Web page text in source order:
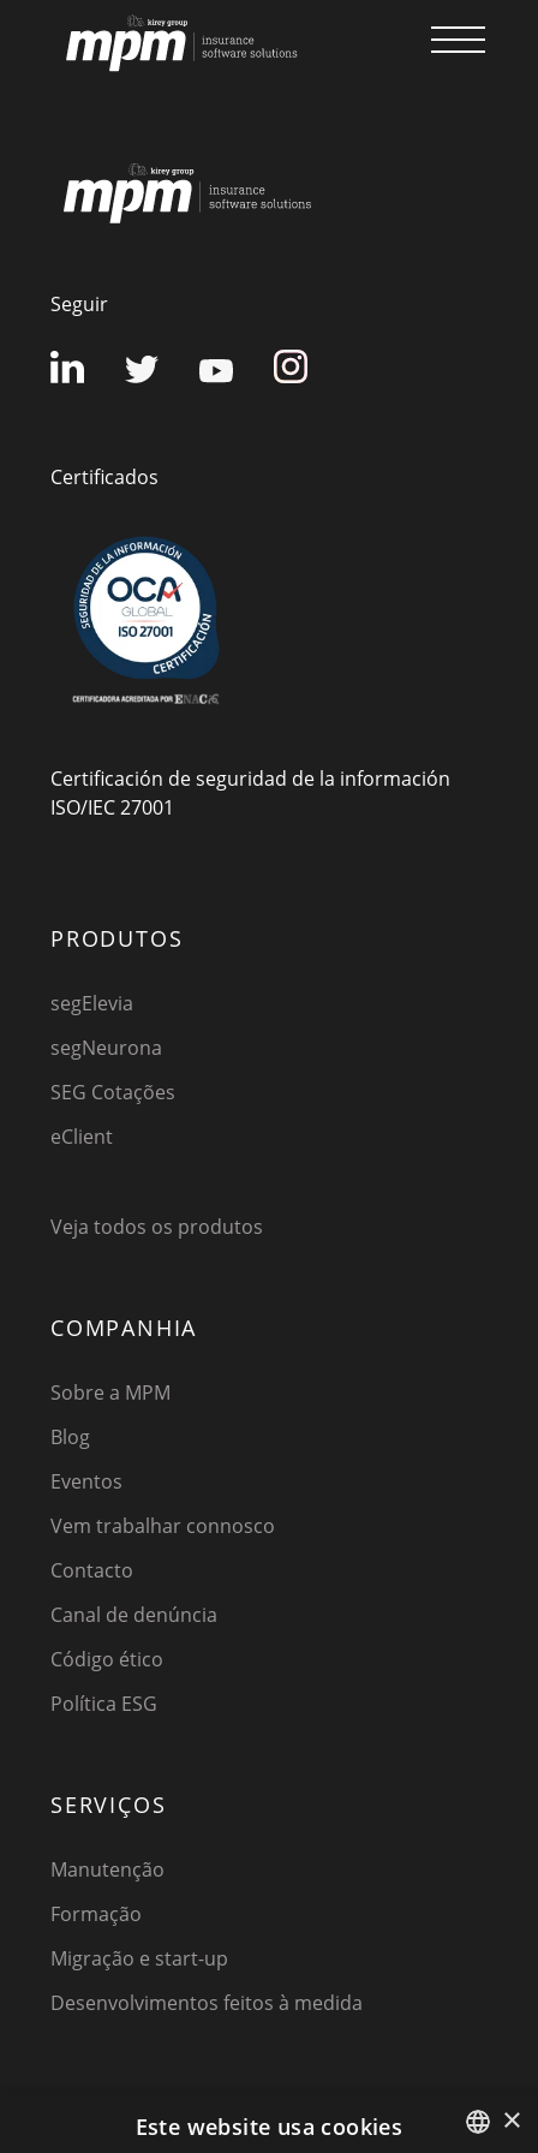
Seguir
Certificados
Certificación de seguridad de la información
ISO/IEC 27001
PRODUTOS
segElevia
segNeurona
SEG Cotações
eClient
Veja todos os produtos
COMPANHIA
Sobre a MPM
Blog
Eventos
Vem trabalhar connosco
Contacto
Canal de denúncia
Código ético
Política ESG
SERVIÇOS
Manutenção
Formação
Migração e start-up
Desenvolvimentos feitos à medida
×
Este website usa cookies